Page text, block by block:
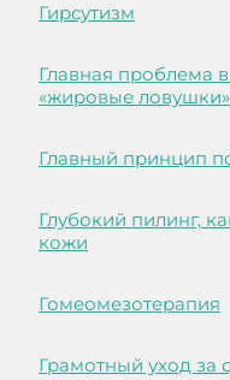
Гирсутизм
Главная проблема
«жировые ловушки»
Главный принцип
Глубокий пилинг,
кожи
Гомеомезотерапия
Грамотный уход за